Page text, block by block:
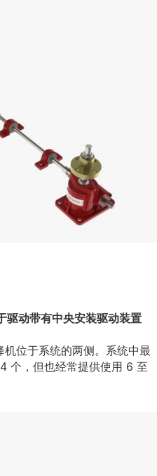
驱动带有中央安装驱动装置
位于系统的两侧。系统中最
个，但也经常提供使用 6 至